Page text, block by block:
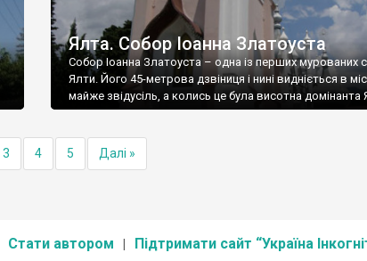
Ялта. Собор Іоанна Златоуста
Собор Іоанна Златоуста – одна із перших мурованих
Ялти. Його 45-метрова дзвіниця і нині видніється в
майже звідусіль, а колись це була висотна домінанта
3 4 5 Далі »
Стати автором Підтримати сайт “Україна